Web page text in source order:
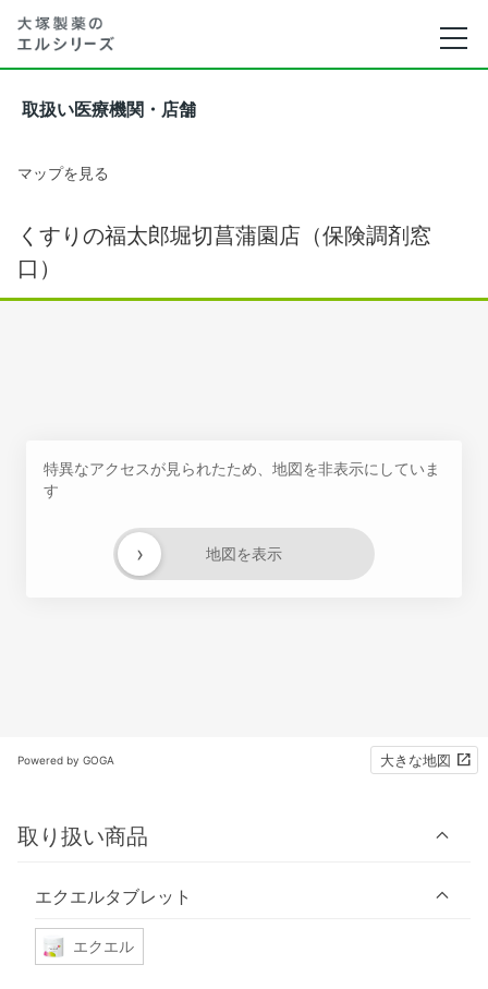
取扱い医療機関・店舗
マップを見る
くすりの福太郎堀切菖蒲園店（保険調剤窓
口）
特異なアクセスが見られたため、地図を非表示にしていま
す
地図を表示
›
Powered by GOGA 大きな地図
取り扱い商品
エクエルタブレット
エクエル